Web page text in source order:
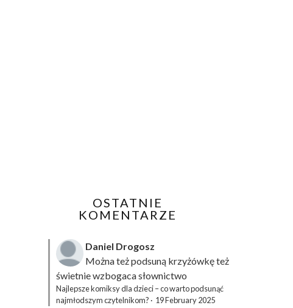
OSTATNIE
KOMENTARZE
Daniel Drogosz
Można też podsuną krzyżówkęteż
świetnie wzbogaca słownictwo
Najlepsze komiksy dla dzieci – co warto podsunąć
najmłodszym czytelnikom? · 19 February 2025